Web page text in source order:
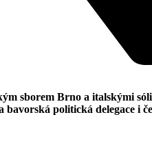
sborem Brno a italskými
politická delegace i